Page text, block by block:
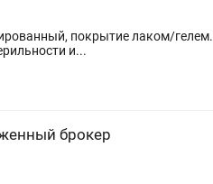
Выполнение педикюра: уход за ногтями ног,
Соблюдение стерильности и...
брокер